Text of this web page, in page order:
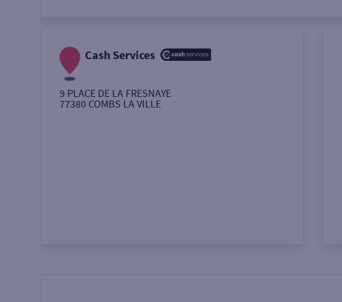
Retrait de billets €
Cash Services
9 PLACE DE LA FRESNAYE
77380 COMBS LA VILLE